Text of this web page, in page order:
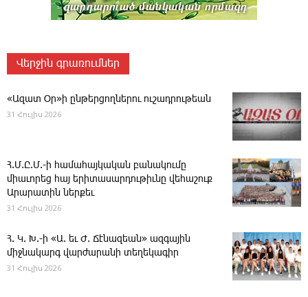
Վերջին գրառումներ
«Ազատ Օր»ի ընթերցողներու ուշադրութեան
31 Հուլիս 2026
Հ.Մ.Ը.Մ.-ի համահայկական բանակումը
միաւորեց հայ երիտասարդութիւնը վեհաշուք
Արարատին ներքեւ
31 Հուլիս 2026
Հ. Կ. Խ.-ի «Ա. եւ Ժ. ­Ճէնազեան» ազգային
միջնակարգ վարժարանի տեղեկագիր
31 Հուլիս 2026